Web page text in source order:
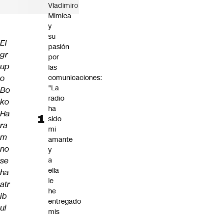
El
gr
up
o
Bo
ko
Ha
ra
m
no
se
ha
atr
ib
ui
Vladimiro
Mimica
y
su
pasión
por
las
comunicaciones:
"La
radio
ha
sido
mi
amante
y
a
ella
le
he
entregado
mis